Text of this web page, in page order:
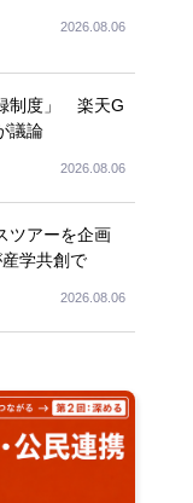
2026.08.06
制度」 楽天G
議論
2026.08.06
ツアーを企画
学共創で
2026.08.06